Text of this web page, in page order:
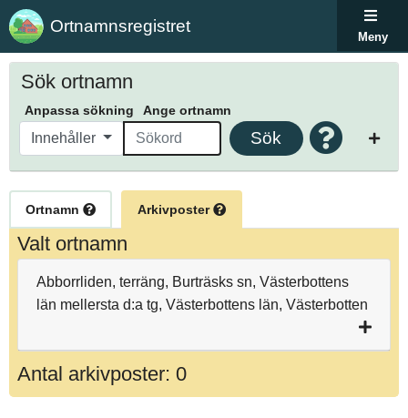
Ortnamnsregistret
Meny
Sök ortnamn
Anpassa sökning Ange ortnamn
Innehåller Sök
Ortnamn Arkivposter
Valt ortnamn
Abborrliden, terräng, Burträsks sn, Västerbottens
län mellersta d:a tg, Västerbottens län, Västerbotten
Antal arkivposter: 0